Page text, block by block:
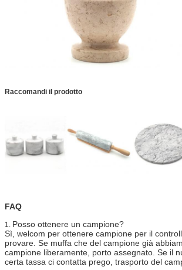
Raccomandi il prodotto
FAQ
1. Posso ottenere un campione?
Sì, welcom per ottenere campione per il
provare. Se muffa che del campione già
campione liberamente, porto assegnato. Se il
certa tassa ci contatta prego, trasporto del